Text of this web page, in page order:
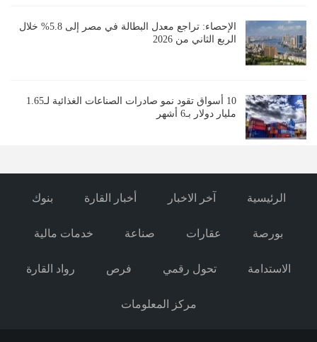
الإحصاء: تراجع معدل البطالة في مصر إلى 5.8% خلال
الربع الثاني من 2026
10 أسواق تقود نمو صادرات الصناعات الغذائية لـ1.65
مليار دولار بـ6 أشهر
الرئيسية آخر الاخبار أخبار القارة بنوك
بورصة عقارات صناعة خدمات مالية
الاستدامة تحول رقمي فرص رواد القارة
مركز المعلومات